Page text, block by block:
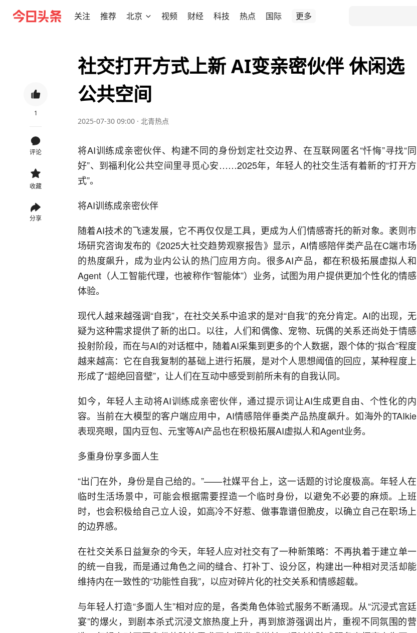
关注 推荐 北京 视频 财经 科技 热点 国际 更多
1
评论
收藏
分享
社交打开方式上新 AI变亲密伙伴 休闲选
公共空间
2025-07-30 09:00 · 北青热点
将AI训练成亲密伙伴、构建不同的身份划定社交边界、在互联网匿名“忏悔”寻找“同
好”、到福利化公共空间里寻觅心安……2025年，年轻人的社交生活有着新的“打开方
式”。
将AI训练成亲密伙伴
随着AI技术的飞速发展，它不再仅仅是工具，更成为人们情感寄托的新对象。袤则市
场研究咨询发布的《2025大社交趋势观察报告》显示，AI情感陪伴类产品在C端市场
的热度飙升，成为业内公认的热门应用方向。很多AI产品，都在积极拓展虚拟人和
Agent（人工智能代理，也被称作“智能体”）业务，试图为用户提供更加个性化的情感
体验。
现代人越来越强调“自我”，在社交关系中追求的是对“自我”的充分肯定。AI的出现，无
疑为这种需求提供了新的出口。以往，人们和偶像、宠物、玩偶的关系还尚处于情感
投射阶段，而在与AI的对话框中，随着AI采集到更多的个人数据，跟个体的“拟合”程度
越来越高：它在自我复制的基础上进行拓展，是对个人思想阈值的回应，某种程度上
形成了“超绝回音壁”，让人们在互动中感受到前所未有的自我认同。
如今，年轻人主动将AI训练成亲密伙伴，通过提示词让AI生成更自由、个性化的内
容。当前在大模型的客户端应用中，AI情感陪伴垂类产品热度飙升。如海外的TAIkie
表现亮眼，国内豆包、元宝等AI产品也在积极拓展AI虚拟人和Agent业务。
多重身份享多面人生
“出门在外，身份是自己给的。”——社媒平台上，这一话题的讨论度极高。年轻人在
临时生活场景中，可能会根据需要捏造一个临时身份，以避免不必要的麻烦。上班
时，也会积极给自己立人设，如高冷不好惹、做事靠谱但脆皮，以确立自己在职场上
的边界感。
在社交关系日益复杂的今天，年轻人应对社交有了一种新策略：不再执着于建立单一
的统一自我，而是通过角色之间的缝合、打补丁、设分区，构建出一种相对灵活却能
维持内在一致性的“功能性自我”，以应对碎片化的社交关系和情感超载。
与年轻人打造“多面人生”相对应的是，各类角色体验式服务不断涌现。从“沉浸式宫廷
宴”的爆火，到剧本杀式沉浸文旅热度上升，再到旅游强调出片，重视不同氛围的营